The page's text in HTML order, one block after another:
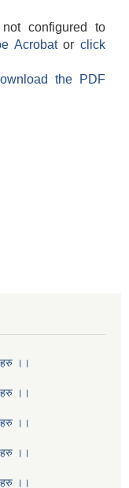
configured to
Acrobatorclick
the PDF
।।
।।
।।
।।
।।